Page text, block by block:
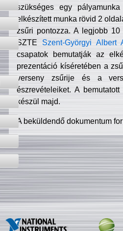
szükséges egy
elkészített munka rövid 2
zsűri pontozza. A legjobb
SZTE Szent-Györgyi Albert
csapatok bemutatják az
prezentáció kíséretében a
verseny zsűrije és a
észrevételeiket. A
készül majd.
A beküldendő dokumentum